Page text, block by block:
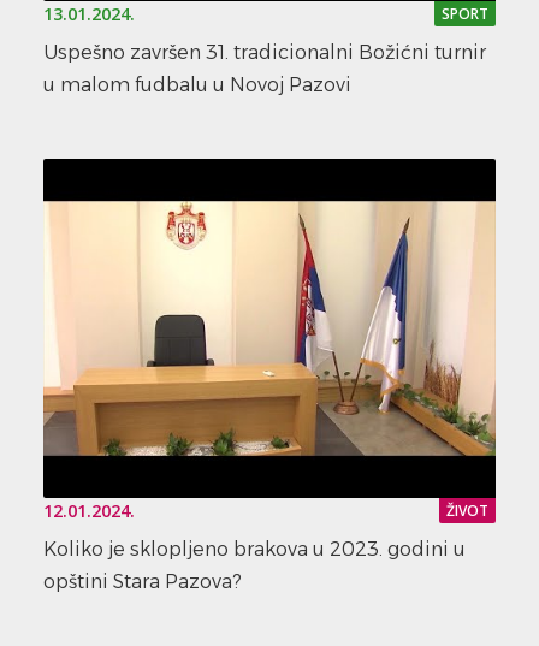
13.01.2024. SPORT
Uspešno završen 31. tradicionalni Božićni turnir
u malom fudbalu u Novoj Pazovi
12.01.2024. ŽIVOT
Koliko je sklopljeno brakova u 2023. godini u
opštini Stara Pazova?